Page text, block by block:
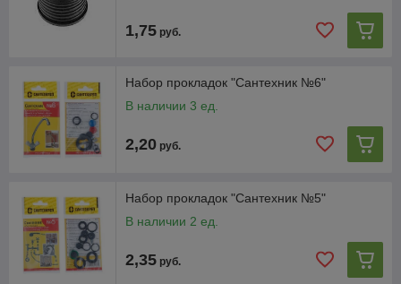
1,75 руб.
Набор прокладок "Сантехник №6"
В наличии 3 ед.
2,20 руб.
Набор прокладок "Сантехник №5"
В наличии 2 ед.
2,35 руб.